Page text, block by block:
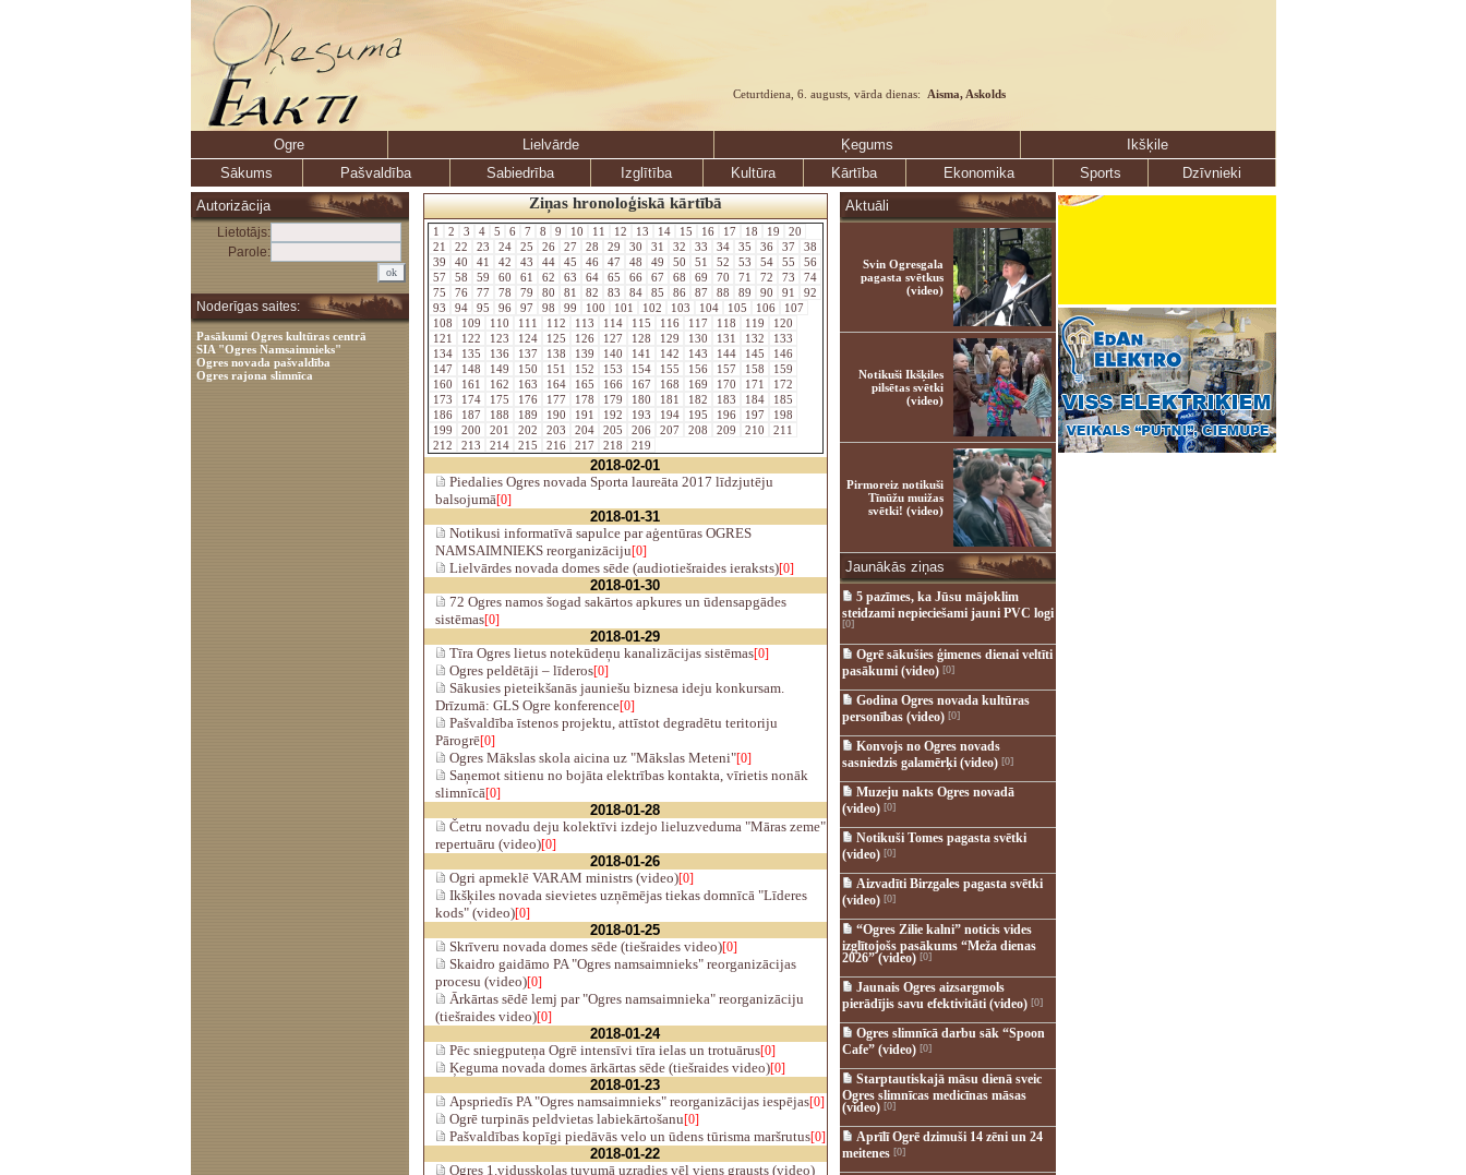
Ceturtdiena, 6. augusts, vārda dienas: Aisma, Askolds
Ogre Lielvārde Ķegums
Ikšķile
Sākums
Pašvaldība Sabiedrība Izglītība Kultūra Kārtība Ekonomika Sports
Dzīvnieki
Autorizācija
Lietotājs:
Parole:
Noderīgas saites:
Pasākumi Ogres kultūras centrā
SIA "Ogres Namsaimnieks"
Ogres novada pašvaldība
Ogres rajona slimnīca
Ziņas hronoloģiskā kārtībā
1 2 3 4 5 6 7 8 9 10 11 12 13 14 15 16 17 18 19
20
21
22 23 24 25 26 27 28 29 30 31 32 33 34 35 36 37
38
39
40 41 42 43 44 45 46 47 48 49 50 51 52 53 54 55
56
57
58 59 60 61 62 63 64 65 66 67 68 69 70 71 72 73
74
75
76 77 78 79 80 81 82 83 84 85 86 87 88 89 90 91
92
93
94 95 96 97 98 99 100 101 102 103 104 105 106
107
108
109 110 111 112 113 114 115 116 117 118 119
120
121
122 123 124 125 126 127 128 129 130 131 132
133
134
135 136 137 138 139 140 141 142 143 144 145
146
147
148 149 150 151 152 153 154 155 156 157 158
159
160
161 162 163 164 165 166 167 168 169 170 171
172
173
174 175 176 177 178 179 180 181 182 183 184
185
186
187 188 189 190 191 192 193 194 195 196 197
198
199
200 201 202 203 204 205 206 207 208 209 210
211
212
213 214 215 216 217 218 219
2018-02-01
Piedalies Ogres novada Sporta laureāta 2017 līdzjutēju
balsojumā[0]
2018-01-31
Notikusi informatīvā sapulce par aģentūras OGRES
NAMSAIMNIEKS reorganizāciju[0]
Lielvārdes novada domes sēde (audiotiešraides ieraksts)[0]
2018-01-30
72 Ogres namos šogad sakārtos apkures un ūdensapgādes
sistēmas[0]
2018-01-29
Tīra Ogres lietus notekūdeņu kanalizācijas sistēmas[0]
Ogres peldētāji – līderos[0]
Sākusies pieteikšanās jauniešu biznesa ideju konkursam.
Drīzumā: GLS Ogre konference[0]
Pašvaldība īstenos projektu, attīstot degradētu teritoriju
Pārogrē[0]
Ogres Mākslas skola aicina uz "Mākslas Meteni"[0]
Saņemot sitienu no bojāta elektrības kontakta, vīrietis nonāk
slimnīcā[0]
2018-01-28
Četru novadu deju kolektīvi izdejo lieluzveduma "Māras zeme"
repertuāru (video)[0]
2018-01-26
Ogri apmeklē VARAM ministrs (video)[0]
Ikšķiles novada sievietes uzņēmējas tiekas domnīcā "Līderes
kods" (video)[0]
2018-01-25
Skrīveru novada domes sēde (tiešraides video)[0]
Skaidro gaidāmo PA "Ogres namsaimnieks" reorganizācijas
procesu (video)[0]
Ārkārtas sēdē lemj par "Ogres namsaimnieka" reorganizāciju
(tiešraides video)[0]
2018-01-24
Pēc sniegputeņa Ogrē intensīvi tīra ielas un trotuārus[0]
Ķeguma novada domes ārkārtas sēde (tiešraides video)[0]
2018-01-23
Apspriedīs PA "Ogres namsaimnieks" reorganizācijas iespējas[0]
Ogrē turpinās peldvietas labiekārtošanu[0]
Pašvaldības kopīgi piedāvās velo un ūdens tūrisma maršrutus[0]
2018-01-22
Ogres 1.vidusskolas tuvumā uzradies vēl viens grausts (video)
Aktuāli
Svin Ogresgala
pagasta svētkus
(video)
Notikuši Ikšķiles
pilsētas svētki
(video)
Pirmoreiz notikuši
Tīnūžu muižas
svētki! (video)
Jaunākās ziņas
5 pazīmes, ka Jūsu mājoklim
steidzami nepieciešami jauni PVC logi
[0]
Ogrē sākušies ģimenes dienai veltīti
pasākumi (video)[0]
Godina Ogres novada kultūras
personības (video)[0]
Konvojs no Ogres novads
sasniedzis galamērķi (video)[0]
Muzeju nakts Ogres novadā
(video)[0]
Notikuši Tomes pagasta svētki
(video)[0]
Aizvadīti Birzgales pagasta svētki
(video)[0]
“Ogres Zilie kalni” noticis vides
izglītojošs pasākums “Meža dienas
2026” (video)[0]
Jaunais Ogres aizsargmols
pierādījis savu efektivitāti (video)[0]
Ogres slimnīcā darbu sāk “Spoon
Cafe” (video)[0]
Starptautiskajā māsu dienā sveic
Ogres slimnīcas medicīnas māsas
(video)[0]
Aprīlī Ogrē dzimuši 14 zēni un 24
meitenes [0]